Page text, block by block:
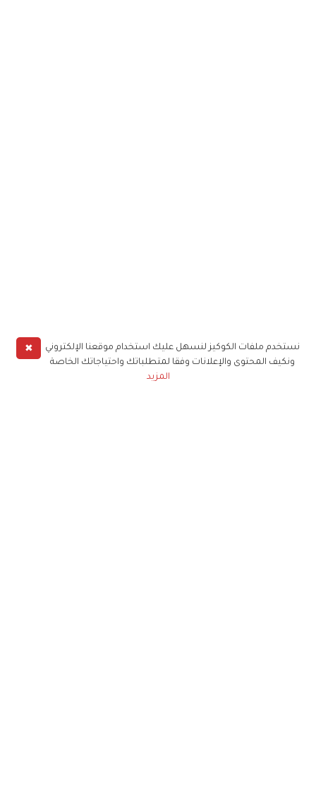
✖
نستخدم ملفات الكوكيز لنسهل عليك استخدام موقعنا الإلكتروني
ونكيف المحتوى والإعلانات وفقا لمتطلباتك واحتياجاتك الخاصة
المزيد